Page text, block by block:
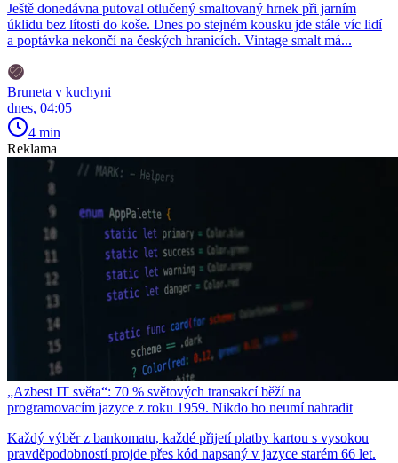
Ještě donedávna putoval otlučený smaltovaný hrnek při jarním
úklidu bez lítosti do koše. Dnes po stejném kousku jde stále víc lidí
a poptávka nekončí na českých hranicích. Vintage smalt má...
Bruneta v kuchyni
dnes, 04:05
4 min
Reklama
„Azbest IT světa“: 70 % světových transakcí běží na
programovacím jazyce z roku 1959. Nikdo ho neumí nahradit
Každý výběr z bankomatu, každé přijetí platby kartou s vysokou
pravděpodobností projde přes kód napsaný v jazyce starém 66 let.